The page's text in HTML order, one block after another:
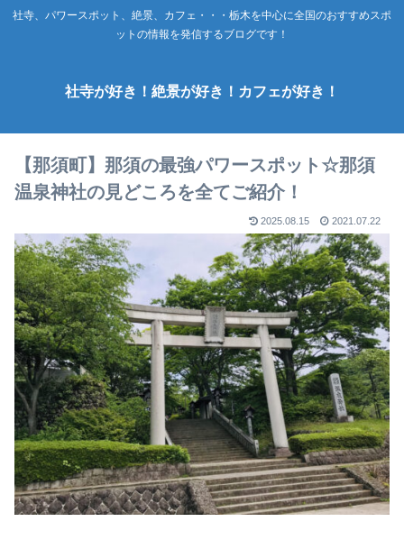
社寺、パワースポット、絶景、カフェ・・・栃木を中心に全国のおすすめスポ
ットの情報を発信するブログです！
社寺が好き！絶景が好き！カフェが好き！
【那須町】那須の最強パワースポット☆那須
温泉神社の見どころを全てご紹介！
2025.08.15 2021.07.22